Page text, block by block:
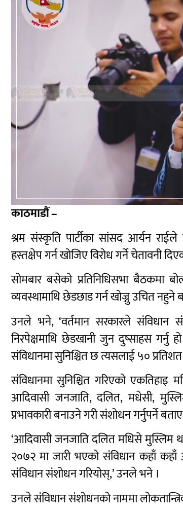
काठमाडौं –
श्रम संस्कृति पार्टीका सांसद आर्यन राईले
हस्तक्षेप गर्न खोजिए विरोध गर्ने चेतावनी
सोमबार बसेको प्रतिनिधिसभा बैठकमा
व्यवस्थामाथि छेडछाड गर्न खोज्नु उचित नहुने
उनले भने, ‘वर्तमान सरकारले संविधान
निरपेक्षमाथि छेडखानी जुन दुष्साहस
संविधानमा सुनिश्चित छ त्यसलाई ५०
संविधानमा सुनिश्चित गरिएको एकतिहाइ
आदिवासी जनजाति, दलित, मधेसी,
प्रभावकारी बनाउने गरी संशोधन गर्नुपर्ने
‘आदिवासी जनजाति दलित मधिसे मुस्लिम
२०७२ मा जारी भएको संविधान कहाँ कहाँ
संविधान संशोधन गरियोस्,’ उनले भने ।
उनले संविधान संशोधनको नाममा